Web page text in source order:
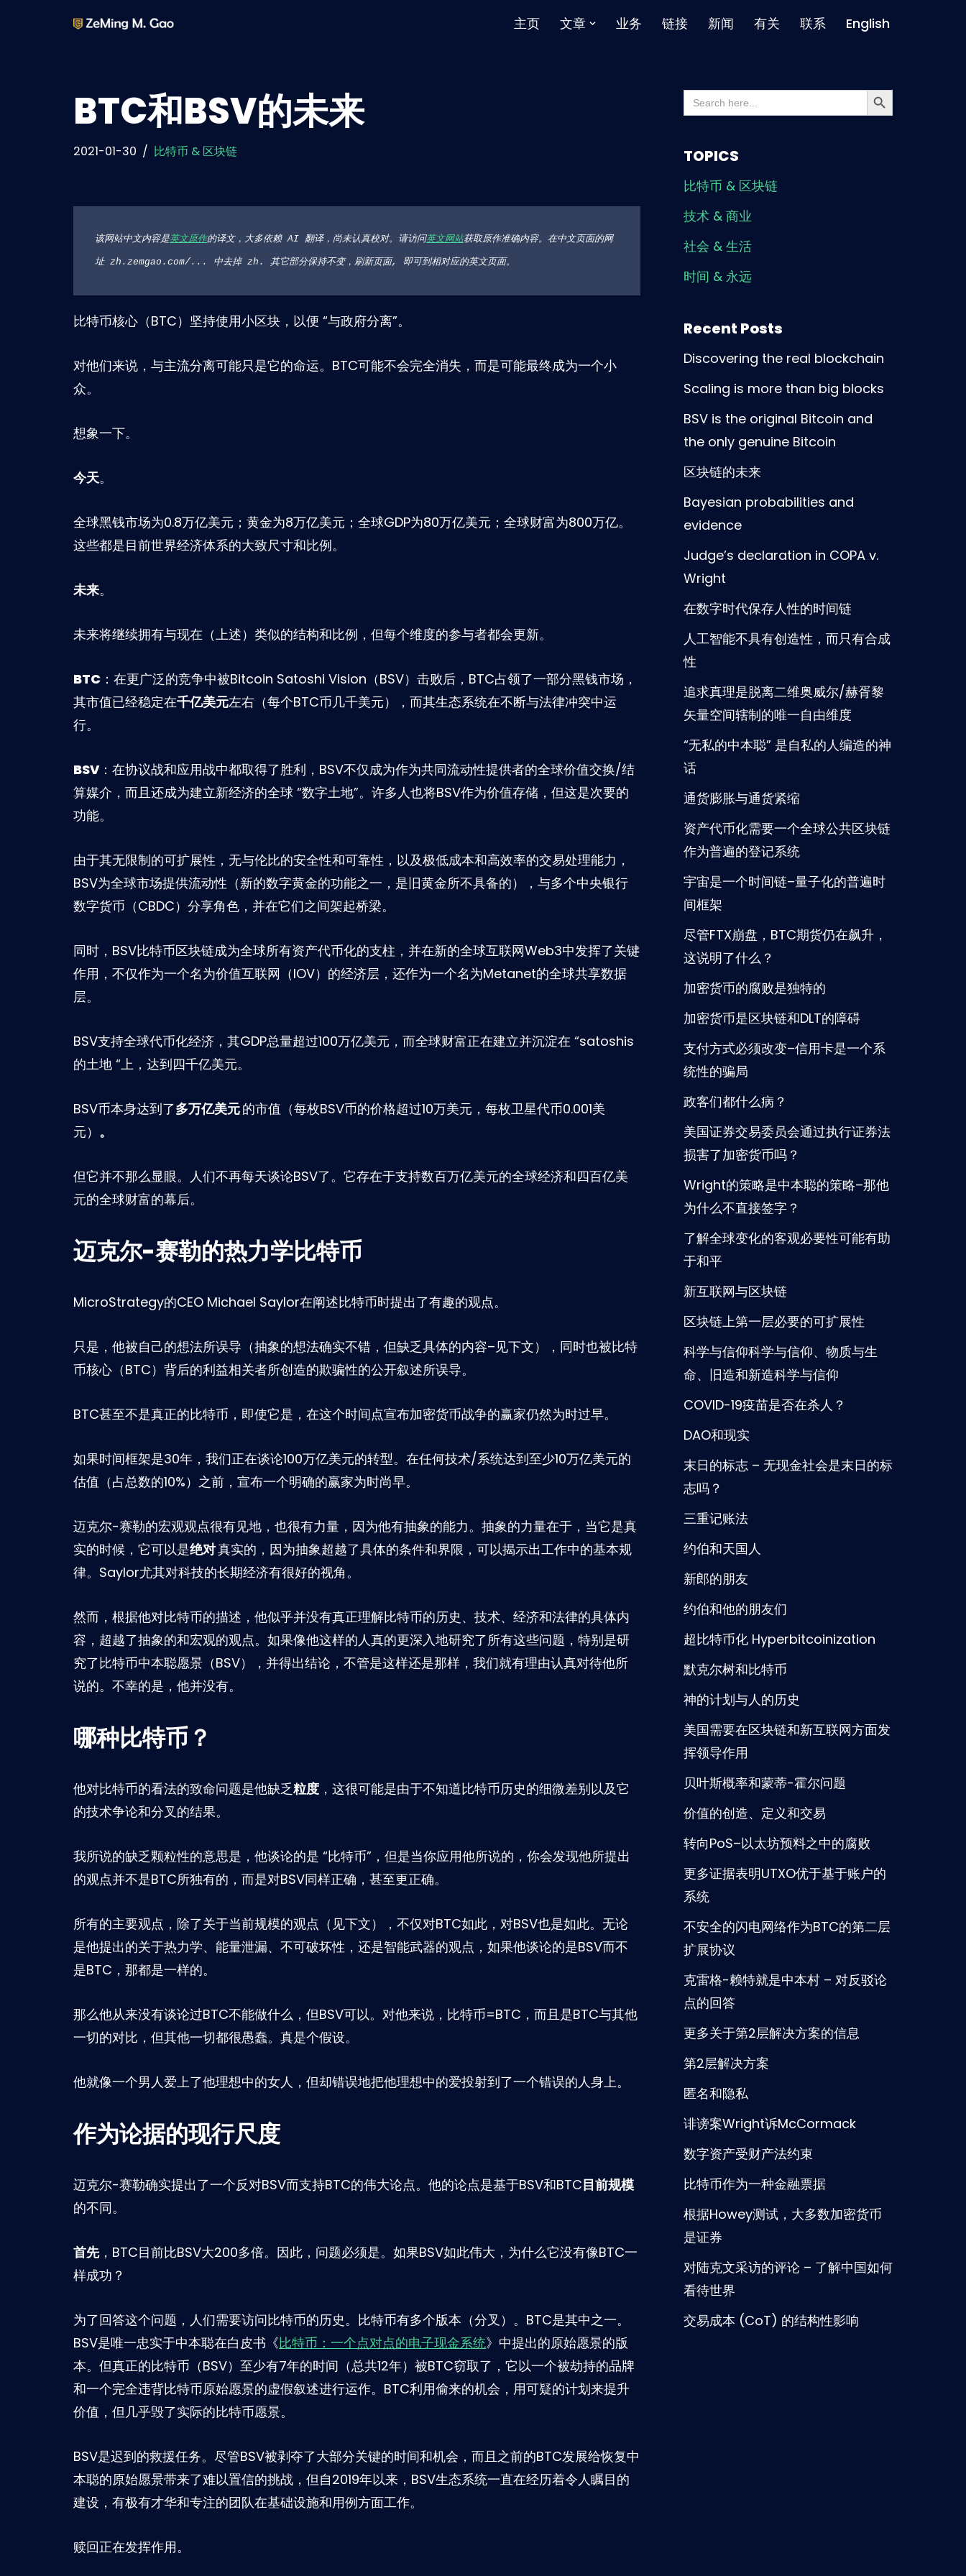
主页 文章 业务 链接 新闻 有关 联系 English
BTC和BSV的未来
2021-01-30 比特币 & 区块链
该网站中文内容是英文原作的译文，大多依赖 AI 翻译，尚未认真校对。请访问英文网站获取原作准确内容。在中文页面的网
址 zh.zemgao.com/... 中去掉 zh. 其它部分保持不变，刷新页面, 即可到相对应的英文页面。
比特币核心（BTC）坚持使用小区块，以便 “与政府分离”。
对他们来说，与主流分离可能只是它的命运。BTC可能不会完全消失，而是可能最终成为一个小
众。
想象一下。
今天。
全球黑钱市场为0.8万亿美元；黄金为8万亿美元；全球GDP为80万亿美元；全球财富为800万亿。
这些都是目前世界经济体系的大致尺寸和比例。
未来。
未来将继续拥有与现在（上述）类似的结构和比例，但每个维度的参与者都会更新。
BTC ：在更广泛的竞争中被Bitcoin Satoshi Vision（BSV）击败后，BTC占领了一部分黑钱市场，
其市值已经稳定在千亿美元左右（每个BTC币几千美元），而其生态系统在不断与法律冲突中运
行。
BSV：在协议战和应用战中都取得了胜利，BSV不仅成为作为共同流动性提供者的全球价值交换/结
算媒介，而且还成为建立新经济的全球 “数字土地”。许多人也将BSV作为价值存储，但这是次要的
功能。
由于其无限制的可扩展性，无与伦比的安全性和可靠性，以及极低成本和高效率的交易处理能力，
BSV为全球市场提供流动性（新的数字黄金的功能之一，是旧黄金所不具备的），与多个中央银行
数字货币（CBDC）分享角色，并在它们之间架起桥梁。
同时，BSV比特币区块链成为全球所有资产代币化的支柱，并在新的全球互联网Web3中发挥了关键
作用，不仅作为一个名为价值互联网（IOV）的经济层，还作为一个名为Metanet的全球共享数据
层。
BSV支持全球代币化经济，其GDP总量超过100万亿美元，而全球财富正在建立并沉淀在 “satoshis
的土地 “上，达到四千亿美元。
BSV币本身达到了多万亿美元的市值（每枚BSV币的价格超过10万美元，每枚卫星代币0.001美
元） 。
但它并不那么显眼。人们不再每天谈论BSV了。它存在于支持数百万亿美元的全球经济和四百亿美
元的全球财富的幕后。
迈克尔-赛勒的热力学比特币
MicroStrategy的CEO Michael Saylor在阐述比特币时提出了有趣的观点。
只是，他被自己的想法所误导（抽象的想法确实不错，但缺乏具体的内容–见下文），同时也被比特
币核心（BTC）背后的利益相关者所创造的欺骗性的公开叙述所误导。
BTC甚至不是真正的比特币，即使它是，在这个时间点宣布加密货币战争的赢家仍然为时过早。
如果时间框架是30年，我们正在谈论100万亿美元的转型。在任何技术/系统达到至少10万亿美元的
估值（占总数的10%）之前，宣布一个明确的赢家为时尚早。
迈克尔-赛勒的宏观观点很有见地，也很有力量，因为他有抽象的能力。抽象的力量在于，当它是真
实的时候，它可以是绝对真实的，因为抽象超越了具体的条件和界限，可以揭示出工作中的基本规
律。Saylor尤其对科技的长期经济有很好的视角。
然而，根据他对比特币的描述，他似乎并没有真正理解比特币的历史、技术、经济和法律的具体内
容，超越了抽象的和宏观的观点。如果像他这样的人真的更深入地研究了所有这些问题，特别是研
究了比特币中本聪愿景（BSV），并得出结论，不管是这样还是那样，我们就有理由认真对待他所
说的。不幸的是，他并没有。
哪种比特币？
他对比特币的看法的致命问题是他缺乏粒度 ，这很可能是由于不知道比特币历史的细微差别以及它
的技术争论和分叉的结果。
我所说的缺乏颗粒性的意思是，他谈论的是 “比特币”，但是当你应用他所说的，你会发现他所提出
的观点并不是BTC所独有的，而是对BSV同样正确，甚至更正确。
所有的主要观点，除了关于当前规模的观点（见下文），不仅对BTC如此，对BSV也是如此。无论
是他提出的关于热力学、能量泄漏、不可破坏性，还是智能武器的观点，如果他谈论的是BSV而不
是BTC，那都是一样的。
那么他从来没有谈论过BTC不能做什么，但BSV可以。对他来说，比特币=BTC，而且是BTC与其他
一切的对比，但其他一切都很愚蠢。真是个假设。
他就像一个男人爱上了他理想中的女人，但却错误地把他理想中的爱投射到了一个错误的人身上。
作为论据的现行尺度
迈克尔-赛勒确实提出了一个反对BSV而支持BTC的伟大论点。他的论点是基于BSV和BTC目前规模
的不同。
首先，BTC目前比BSV大200多倍。因此，问题必须是。如果BSV如此伟大，为什么它没有像BTC一
样成功？
为了回答这个问题，人们需要访问比特币的历史。比特币有多个版本（分叉）。BTC是其中之一。
BSV是唯一忠实于中本聪在白皮书《比特币：一个点对点的电子现金系统》中提出的原始愿景的版
本。但真正的比特币（BSV）至少有7年的时间（总共12年）被BTC窃取了，它以一个被劫持的品牌
和一个完全违背比特币原始愿景的虚假叙述进行运作。BTC利用偷来的机会，用可疑的计划来提升
价值，但几乎毁了实际的比特币愿景。
BSV是迟到的救援任务。尽管BSV被剥夺了大部分关键的时间和机会，而且之前的BTC发展给恢复中
本聪的原始愿景带来了难以置信的挑战，但自2019年以来，BSV生态系统一直在经历着令人瞩目的
建设，有极有才华和专注的团队在基础设施和用例方面工作。
赎回正在发挥作用。
Search
for:
Search Button
TOPICS
比特币 & 区块链
技术 & 商业
社会 & 生活
时间 & 永远
Recent Posts
Discovering the real blockchain
Scaling is more than big blocks
BSV is the original Bitcoin and
the only genuine Bitcoin
区块链的未来
Bayesian probabilities and
evidence
Judge’s declaration in COPA v.
Wright
在数字时代保存人性的时间链
人工智能不具有创造性，而只有合成
性
追求真理是脱离二维奥威尔/赫胥黎
矢量空间辖制的唯一自由维度
“无私的中本聪” 是自私的人编造的神
话
通货膨胀与通货紧缩
资产代币化需要一个全球公共区块链
作为普遍的登记系统
宇宙是一个时间链–量子化的普遍时
间框架
尽管FTX崩盘，BTC期货仍在飙升，
这说明了什么？
加密货币的腐败是独特的
加密货币是区块链和DLT的障碍
支付方式必须改变–信用卡是一个系
统性的骗局
政客们都什么病？
美国证券交易委员会通过执行证券法
损害了加密货币吗？
Wright的策略是中本聪的策略–那他
为什么不直接签字？
了解全球变化的客观必要性可能有助
于和平
新互联网与区块链
区块链上第一层必要的可扩展性
科学与信仰科学与信仰、物质与生
命、旧造和新造科学与信仰
COVID-19疫苗是否在杀人？
DAO和现实
末日的标志 – 无现金社会是末日的标
志吗？
三重记账法
约伯和天国人
新郎的朋友
约伯和他的朋友们
超比特币化 Hyperbitcoinization
默克尔树和比特币
神的计划与人的历史
美国需要在区块链和新互联网方面发
挥领导作用
贝叶斯概率和蒙蒂-霍尔问题
价值的创造、定义和交易
转向PoS–以太坊预料之中的腐败
更多证据表明UTXO优于基于账户的
系统
不安全的闪电网络作为BTC的第二层
扩展协议
克雷格-赖特就是中本村 – 对反驳论
点的回答
更多关于第2层解决方案的信息
第2层解决方案
匿名和隐私
诽谤案Wright诉McCormack
数字资产受财产法约束
比特币作为一种金融票据
根据Howey测试，大多数加密货币
是证券
对陆克文采访的评论 – 了解中国如何
看待世界
交易成本 (CoT) 的结构性影响